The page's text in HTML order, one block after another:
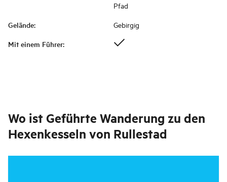
Pfad
Gelände: Gebirgig
Mit einem Führer:
Wo ist Geführte Wanderung zu den
Hexenkesseln von Rullestad